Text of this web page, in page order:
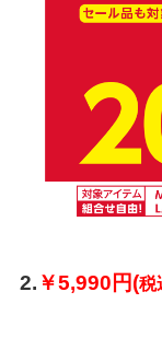
2. ￥5,990円(税